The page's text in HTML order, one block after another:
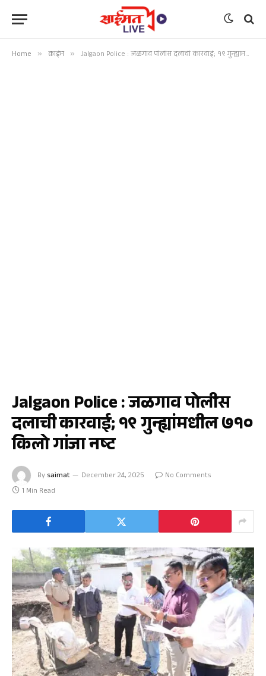
Home » क्राईम » Jalgaon Police : जळगाव पोलीस दलाची कारवाई; १९ गुन्ह्यांमधील ७१० किलो गांजा नष्ट
Jalgaon Police : जळगाव पोलीस
दलाची कारवाई; १९ गुन्ह्यांमधील ७१०
किलो गांजा नष्ट
By saimat December 24, 2025
No Comments
1 Min Read